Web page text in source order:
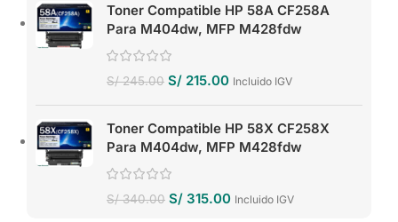
Toner Compatible HP 58A CF258A
Para M404dw, MFP M428fdw
S/245.00 S/ 215.00 Incluido IGV
Toner Compatible HP 58X CF258X
Para M404dw, MFP M428fdw
S/340.00 S/ 315.00 Incluido IGV